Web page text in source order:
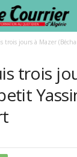
trois jours à Mazer
trois